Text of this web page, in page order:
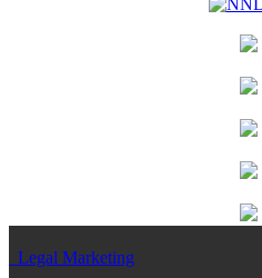
Legal Marketing